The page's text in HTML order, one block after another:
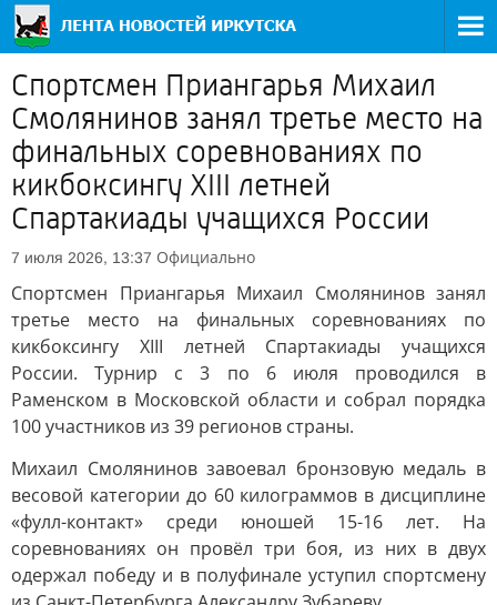
Спортсмен Приангарья Михаил
Смолянинов занял третье место на
финальных соревнованиях по
кикбоксингу XIII летней
Спартакиады учащихся России
7 июля 2026, 13:37 Официально
Спортсмен Приангарья Михаил Смолянинов занял
третье место на финальных соревнованиях по
кикбоксингу XIII летней Спартакиады учащихся
России. Турнир с 3 по 6 июля проводился в
Раменском в Московской области и собрал порядка
100 участников из 39 регионов страны.
Михаил Смолянинов завоевал бронзовую медаль в
весовой категории до 60 килограммов в дисциплине
«фулл-контакт» среди юношей 15-16 лет. На
соревнованиях он провёл три боя, из них в двух
одержал победу и в полуфинале уступил спортсмену